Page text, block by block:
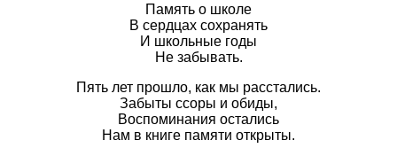
Память о школе
В сердцах сохранять
И школьные годы
Не забывать.
Пять лет прошло, как мы расстались.
Забыты ссоры и обиды,
Воспоминания остались
Нам в книге памяти открыты.